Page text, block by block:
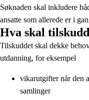
Søknaden skal inkludere
ansatte som allerede er i
Hva skal
Tilskuddet skal dekke
utdanning, for eksempel
vikarutgifter når den
samlinger